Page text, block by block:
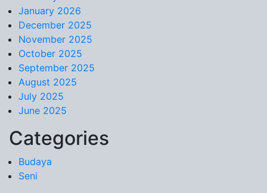
January 2026
December 2025
November 2025
October 2025
September 2025
August 2025
July 2025
June 2025
Categories
Budaya
Seni